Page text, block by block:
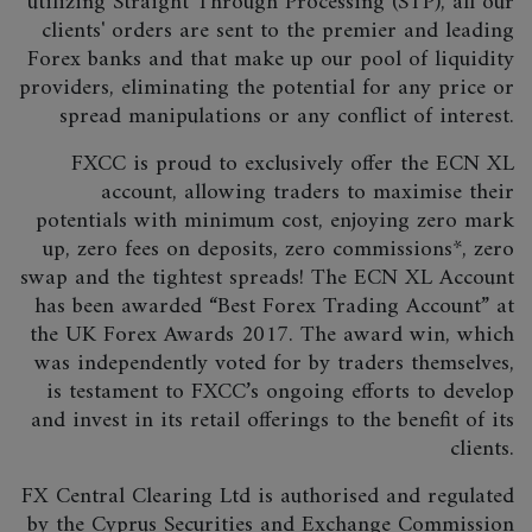
clients' orders are sent to the premier and leading
Forex banks and that make up our pool of liquidity
providers, eliminating the potential for any price or
spread manipulations or any conflict of interest.
FXCC is proud to exclusively offer the ECN XL
account, allowing traders to maximise their
potentials with minimum cost, enjoying zero mark
up, zero fees on deposits, zero commissions*, zero
swap and the tightest spreads! The ECN XL Account
has been awarded “Best Forex Trading Account” at
the UK Forex Awards 2017. The award win, which
was independently voted for by traders themselves,
is testament to FXCC’s ongoing efforts to develop
and invest in its retail offerings to the benefit of its
clients.
FX Central Clearing Ltd is authorised and regulated